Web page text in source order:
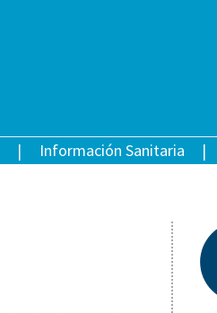
Información Sanitaria